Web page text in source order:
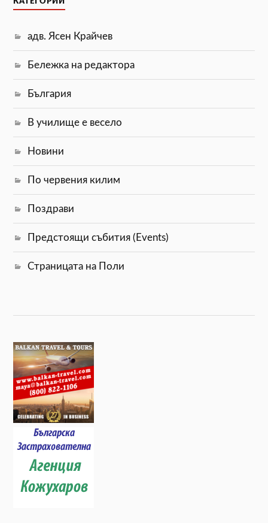
адв. Ясен Крайчев
Бележка на редактора
България
В училище е весело
Новини
По червения килим
Поздрави
Предстоящи събития (Events)
Страницата на Поли